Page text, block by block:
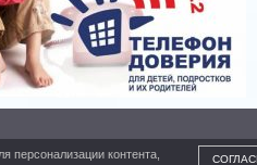
контента,